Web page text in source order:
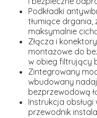
Podkładki
tłumiące
maksymalnie
Złącza i
montażowe do
w obieg filtrujący
Zintegrowany
wbudowany
bezprzewodową
Instrukcja obsługi
przewodnik